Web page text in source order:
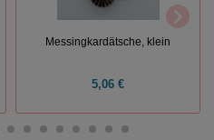
Messingkardätsche, klein
5,06 €